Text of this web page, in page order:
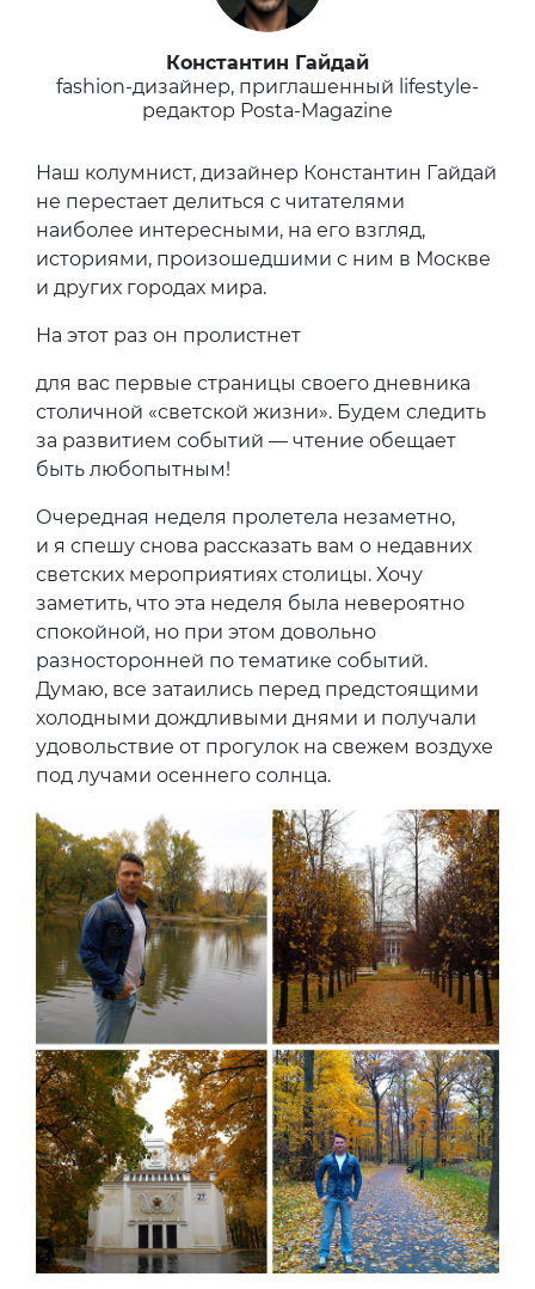
Константин Гайдай
fashion-дизайнер, приглашенный lifestyle-
редактор Posta-Magazine
Наш колумнист, дизайнер Константин Гайдай
не перестает делиться с читателями
наиболее интересными, на его взгляд,
историями, произошедшими с ним в Москве
и других городах мира.
На этот раз он пролистнет
для вас первые страницы своего дневника
столичной «светской жизни». Будем следить
за развитием событий — чтение обещает
быть любопытным!
Очередная неделя пролетела незаметно,
и я спешу снова рассказать вам о недавних
светских мероприятиях столицы. Хочу
заметить, что эта неделя была невероятно
спокойной, но при этом довольно
разносторонней по тематике событий.
Думаю, все затаились перед предстоящими
холодными дождливыми днями и получали
удовольствие от прогулок на свежем воздухе
под лучами осеннего солнца.